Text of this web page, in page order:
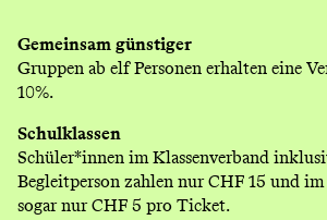
Gemeinsam günstiger
Gruppen ab elf Personen erhalten eine
10%.
Schulklassen
Schüler*innen im Klassenverband
Begleitperson zahlen nur CHF 15 und
sogar nur CHF 5 pro Ticket.